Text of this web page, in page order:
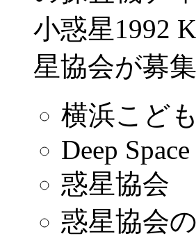
小惑星1992
星協会が募
横浜こど
Deep Space
惑星協会
惑星協会